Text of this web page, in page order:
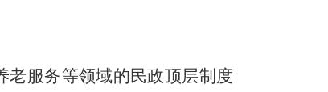
老服务等领域的民政顶层制度